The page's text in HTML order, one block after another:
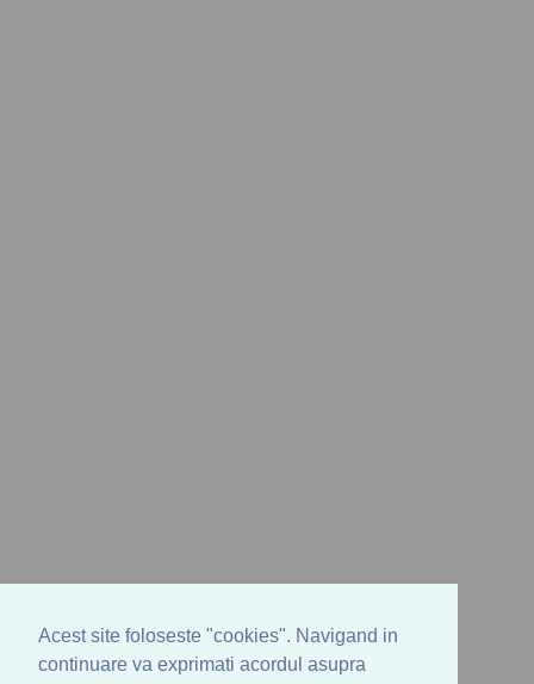
Acest site foloseste "cookies". Navigand in
continuare va exprimati acordul asupra